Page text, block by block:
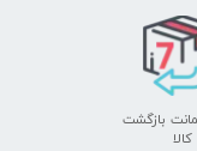
​​​​​​​کالا